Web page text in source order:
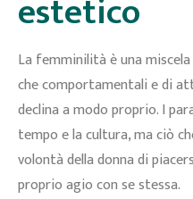
estetico
La femminilità è una
che comportamentali e di
declina a modo proprio. I
tempo e la cultura, ma ciò
volontà della donna di
proprio agio con se stessa.